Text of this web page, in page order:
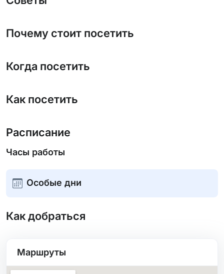
Почему стоит посетить
Когда посетить
Как посетить
Расписание
Часы работы
Особые дни
Как добраться
Маршруты